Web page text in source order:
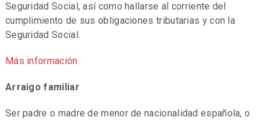
Seguridad Social, así como hallarse al corriente del
cumplimiento de sus obligaciones tributarias y con la
Seguridad Social.
Más información
Arraigo familiar
Ser padre o madre de menor de nacionalidad española, o